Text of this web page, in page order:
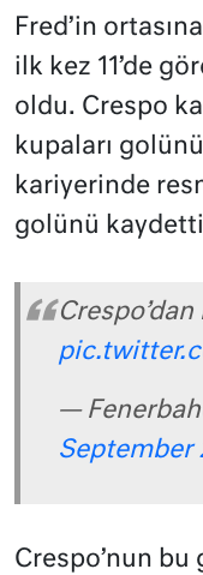
Fred’in
ilk kez 11’de
oldu. Crespo
kupaları
kariyerinde
golünü
—
September
Crespo’nun